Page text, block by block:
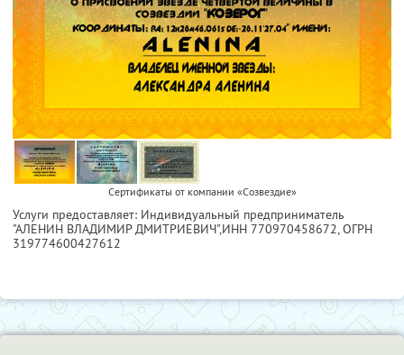
Сертификаты от компании «Созвездие»
Услуги предоставляет: Индивидуальный предприниматель
"АЛЕНИН ВЛАДИМИР ДМИТРИЕВИЧ",ИНН 770970458672 , ОГРН
319774600427612